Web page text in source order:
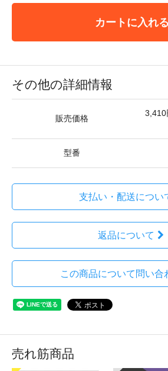
カートに入れる
その他の詳細情報
販売価格
3,410
型番
支払い・配送につい
返品について
この商品について問い合
売れ筋商品